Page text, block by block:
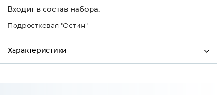
Входит в состав набора:
Подростковая "Остин"
Характеристики